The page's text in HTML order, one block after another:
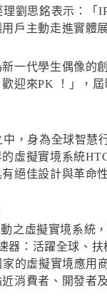
劉思銘表示：「
戶主動走進實體
一代學生偶像的
迎來PK ！」，
，身為全球智慧
虛擬實境系統
絕佳設計與革命
之虛擬實境系統
：活躍全球、
的虛擬實境應
消費者、開發者